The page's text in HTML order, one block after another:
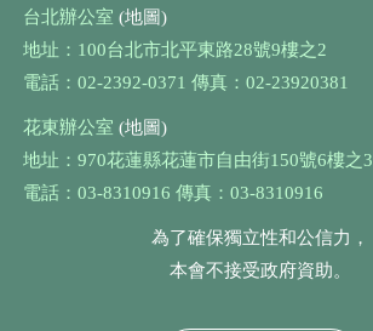
台北辦公室 (地圖)
地址：100台北市北平東路28號9樓之2
電話：02-2392-0371 傳真：02-23920381
花東辦公室 (地圖)
地址：970花蓮縣花蓮市自由街150號6樓之3
電話：03-8310916 傳真：03-8310916
為了確保獨立性和公信力，
本會不接受政府資助。